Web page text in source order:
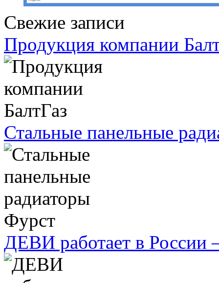
Свежие записи
Продукция компании
Стальные панельные
ДЕВИ работает в России